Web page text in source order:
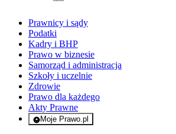
Prawnicy i sądy
Podatki
Kadry i BHP
Prawo w biznesie
Samorząd i administracja
Szkoły i uczelnie
Zdrowie
Prawo dla każdego
Akty Prawne
Moje Prawo.pl
- rejestracja i logowanie do serwisu